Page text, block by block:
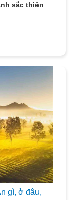
sắc thiên
gì, ở đâu,